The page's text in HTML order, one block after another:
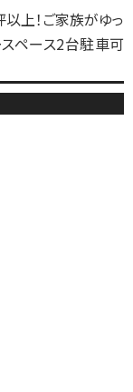
上！ご家族がゆっ
ペース2台駐車可